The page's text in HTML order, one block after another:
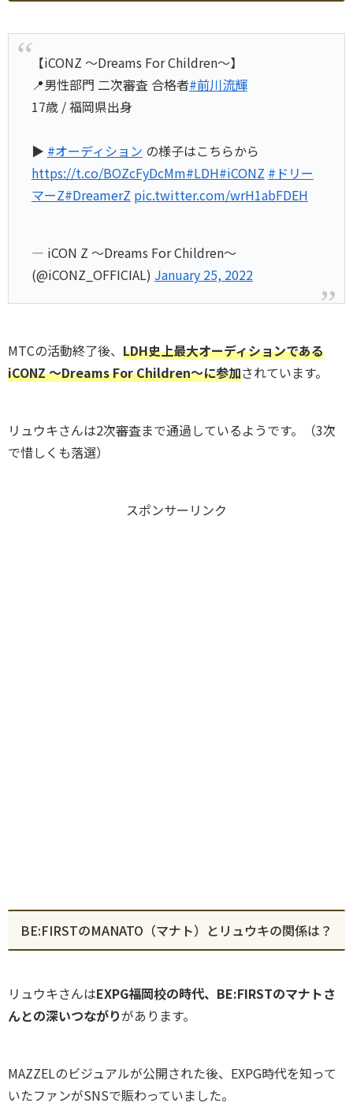
【iCONZ 〜Dreams For Children〜】
📍男性部門 二次審査 合格者#前川流輝
17歳 / 福岡県出身
▶️ #オーディション の様子はこちらから
https://t.co/BOZcFyDcMm#LDH#iCONZ #ドリー
マーZ#DreamerZ pic.twitter.com/wrH1abFDEH
— iCON Z 〜Dreams For Children〜
(@iCONZ_OFFICIAL) January 25, 2022
MTCの活動終了後、 LDH史上最大オーディションである
iCONZ 〜Dreams For Children〜に参加されています。
リュウキさんは2次審査まで通過しているようです。（3次
で惜しくも落選）
スポンサーリンク
BE:FIRSTのMANATO（マナト）とリュウキの関係は？
リュウキさんはEXPG福岡校の時代、BE:FIRSTのマナトさ
んとの深いつながりがあります。
MAZZELのビジュアルが公開された後、EXPG時代を知って
いたファンがSNSで賑わっていました。